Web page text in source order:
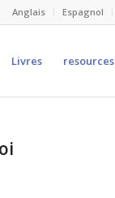
Anglais Espagnol
Livres resources